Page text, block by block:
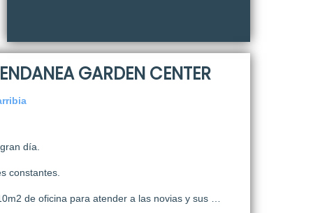
GARDEN CENTER
día.
constantes.
de oficina para atender a las novias y sus …